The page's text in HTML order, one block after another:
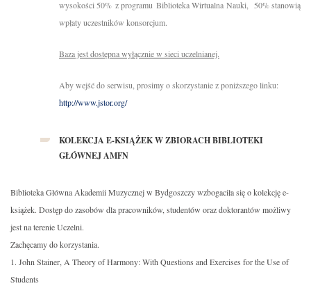
wysokości 50% z programu Biblioteka Wirtualna Nauki, 50% stanowią
wpłaty uczestników konsorcjum.
Baza jest dostępna wyłącznie w sieci uczelnianej.
Aby wejść do serwisu, prosimy o skorzystanie z poniższego linku:
http://www.jstor.org/
KOLEKCJA E-KSIĄŻEK W ZBIORACH BIBLIOTEKI
GŁÓWNEJ AMFN
Biblioteka Główna Akademii Muzycznej w Bydgoszczy wzbogaciła się o kolekcję e-
książek. Dostęp do zasobów dla pracowników, studentów oraz doktorantów możliwy
jest na terenie Uczelni.
Zachęcamy do korzystania.
1. John Stainer, A Theory of Harmony: With Questions and Exercises for the Use of
Students